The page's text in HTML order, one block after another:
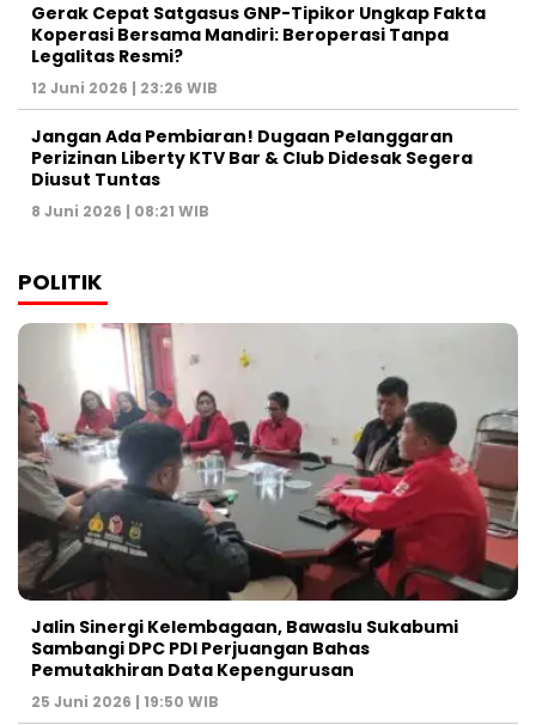
Gerak Cepat Satgasus GNP-Tipikor Ungkap Fakta
Koperasi Bersama Mandiri: Beroperasi Tanpa
Legalitas Resmi?
12 Juni 2026 | 23:26 WIB
Jangan Ada Pembiaran! Dugaan Pelanggaran
Perizinan Liberty KTV Bar & Club Didesak Segera
Diusut Tuntas
8 Juni 2026 | 08:21 WIB
POLITIK
Jalin Sinergi Kelembagaan, Bawaslu Sukabumi
Sambangi DPC PDI Perjuangan Bahas
Pemutakhiran Data Kepengurusan
25 Juni 2026 | 19:50 WIB